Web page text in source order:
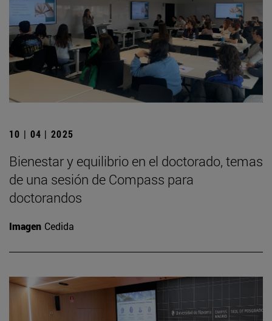
10 | 04 | 2025
Bienestar y equilibrio en el doctorado, temas
de una sesión de Compass para
doctorandos
Imagen Cedida